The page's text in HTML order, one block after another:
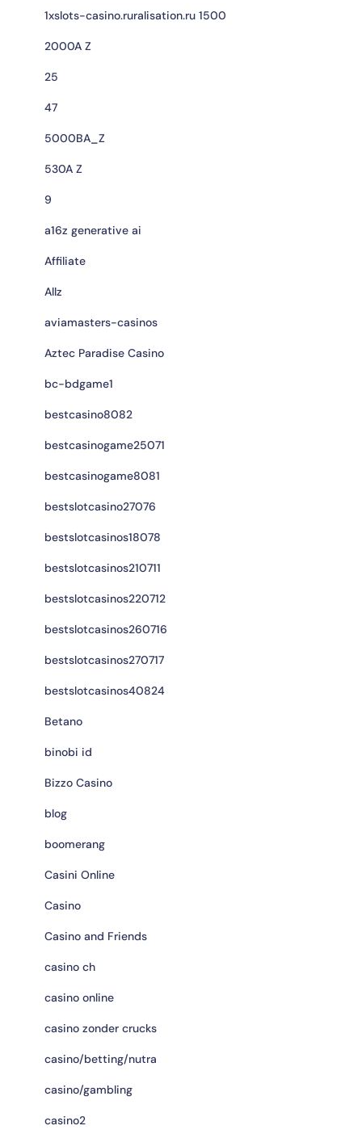
1xslots-casino.ruralisation.ru 1500
2000A Z
25
47
5000BA_Z
530A Z
9
a16z generative ai
Affiliate
Allz
aviamasters-casinos
Aztec Paradise Casino
bc-bdgame1
bestcasino8082
bestcasinogame25071
bestcasinogame8081
bestslotcasino27076
bestslotcasinos18078
bestslotcasinos210711
bestslotcasinos220712
bestslotcasinos260716
bestslotcasinos270717
bestslotcasinos40824
Betano
binobi id
Bizzo Casino
blog
boomerang
Casini Online
Casino
Casino and Friends
casino ch
casino online
casino zonder crucks
casino/betting/nutra
casino/gambling
casino2